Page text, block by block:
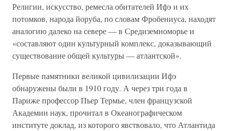
Религии, искусство, ремесла обитателей Ифэ и их
потомков, народа йоруба, по словам Фробениуса, находят
аналогию далеко на севере — в Средиземноморье и
«составляют один культурный комплекс, доказывающий
существование общей культуры — атлантской».
Первые памятники великой цивилизации Ифэ
обнаружены были в 1910 году. А через три года в
Париже профессор Пьер Термье, член французской
Академии наук, прочитал в Океанографическом
институте доклад, из которого явствовало, что Атлантида